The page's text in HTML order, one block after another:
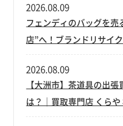
フェンディのバッグを
店”へ！ブランドリサイ
2026.08.09
【大洲市】茶道具の出
は？｜買取専門店 くらや
2026.08.09